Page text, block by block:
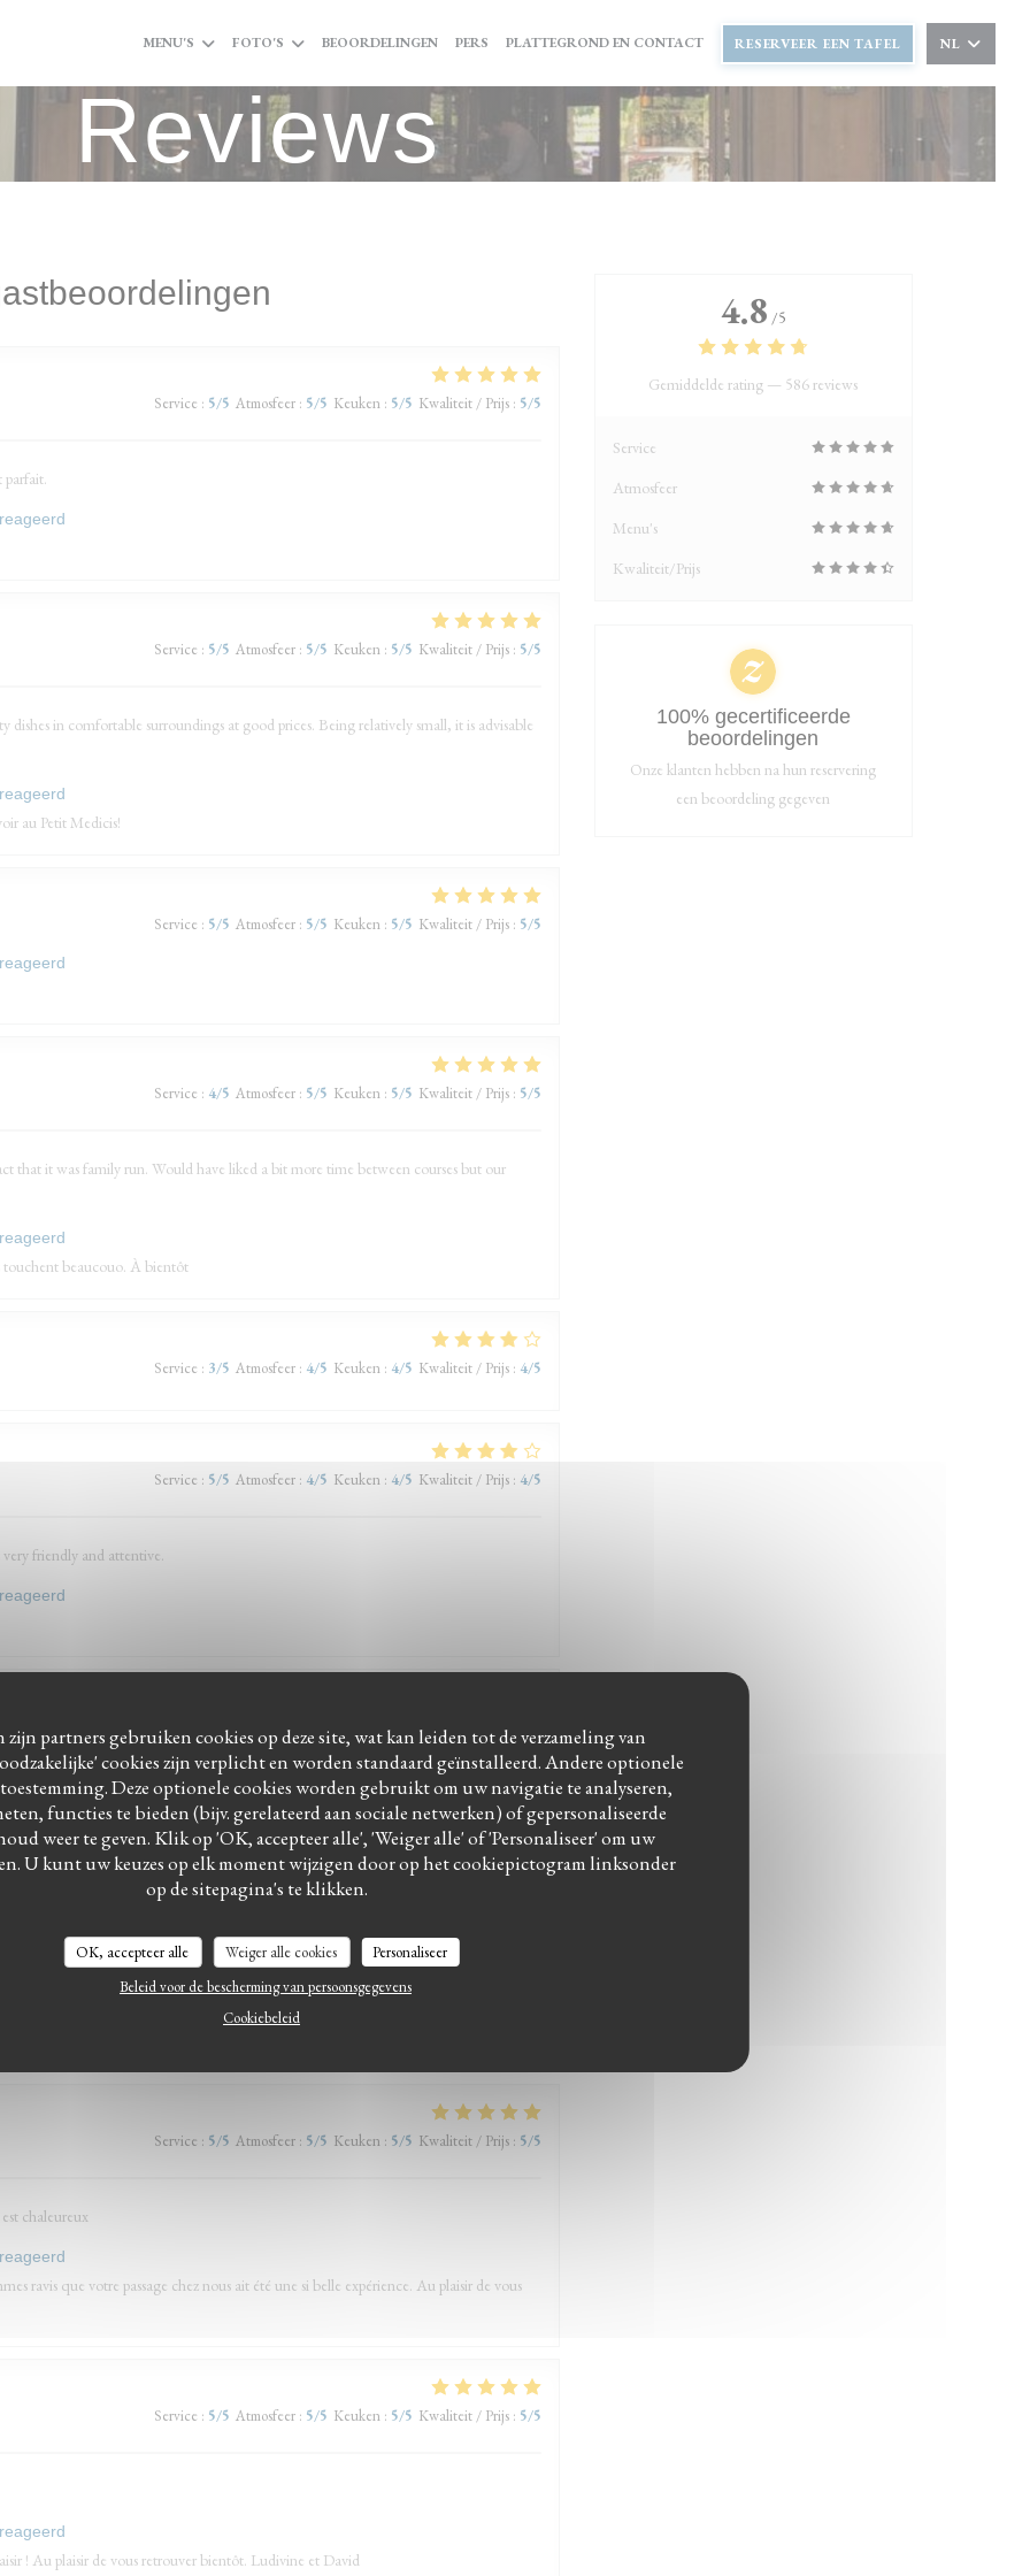
partners gebruiken cookies op deze site, wat kan leiden tot de verzameling van
cookies zijn verplicht en worden standaard geïnstalleerd. Andere optionele
Deze optionele cookies worden gebruikt om uw navigatie te analyseren,
functies te bieden (bijv. gerelateerd aan sociale netwerken) of gepersonaliseerde
weer te geven. Klik op 'OK, accepteer alle', 'Weiger alle' of 'Personaliseer' om uw
U kunt uw keuzes op elk moment wijzigen door op het cookiepictogram linksonder
op de sitepagina's te klikken.
OK, accepteer alle Weiger alle cookies
Personaliseer
Beleid voor de bescherming van persoonsgegevens
Cookiebeleid
MENU'S FOTO'S BEOORDELINGEN PERS PLATTEGROND EN CONTACT RESERVEER EEN TAFEL NL
Reviews
Service : 5/5 Atmosfeer: 5/5 Keuken: 5/5 Kwaliteit / Prijs: 5/5
parfait.
Service : 5/5 Atmosfeer: 5/5 Keuken: 5/5 Kwaliteit / Prijs: 5/5
in comfortable surroundings at good prices. Being relatively small, it is advisable
au Petit Medicis!
Service : 5/5 Atmosfeer: 5/5 Keuken: 5/5 Kwaliteit / Prijs: 5/5
Service : 4/5 Atmosfeer: 5/5 Keuken: 5/5 Kwaliteit / Prijs: 5/5
that it was family run. Would have liked a bit more time between courses but our
touchent beaucouo. À bientôt
Service : 3/5 Atmosfeer: 4/5 Keuken: 4/5 Kwaliteit / Prijs: 4/5
Service : 5/5 Atmosfeer: 4/5 Keuken: 4/5 Kwaliteit / Prijs: 4/5
friendly and attentive.
Service /5 Atmosfeer 5 Kwaliteit / Prijs
Service: 5/5 Atmosfeer: 5/5 Keuken
Service : 5/5 Atmosfeer: 5/5 Keuken : 5/5 Kwaliteit / Prijs: 5/5
chaleureux
ravis que votre passage chez nous ait été une si belle expérience. Au plaisir de vous
Service : 5/5 Atmosfeer: 5/5 Keuken: 5/5 Kwaliteit / Prijs: 5/5
! Au plaisir de vous retrouver bientôt. Ludivine et David
4.8 /5
Gemiddelde rating — 586 reviews
Service
Atmosfeer
Menu's
Kwaliteit/Prijs
100% gecertificeerde
beoordelingen
Onze klanten hebben na hun reservering
een beoordeling gegeven